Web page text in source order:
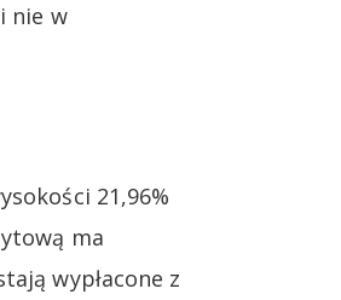
nie w
21,96%
ma
wypłacone z